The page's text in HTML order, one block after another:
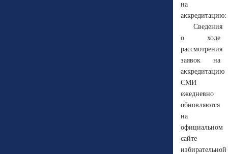
на
Сведения
о ходе
рассмотрения
заявок на
аккредитацию
СМИ
ежедневно
обновляются
на
официальном
сайте
избирательной